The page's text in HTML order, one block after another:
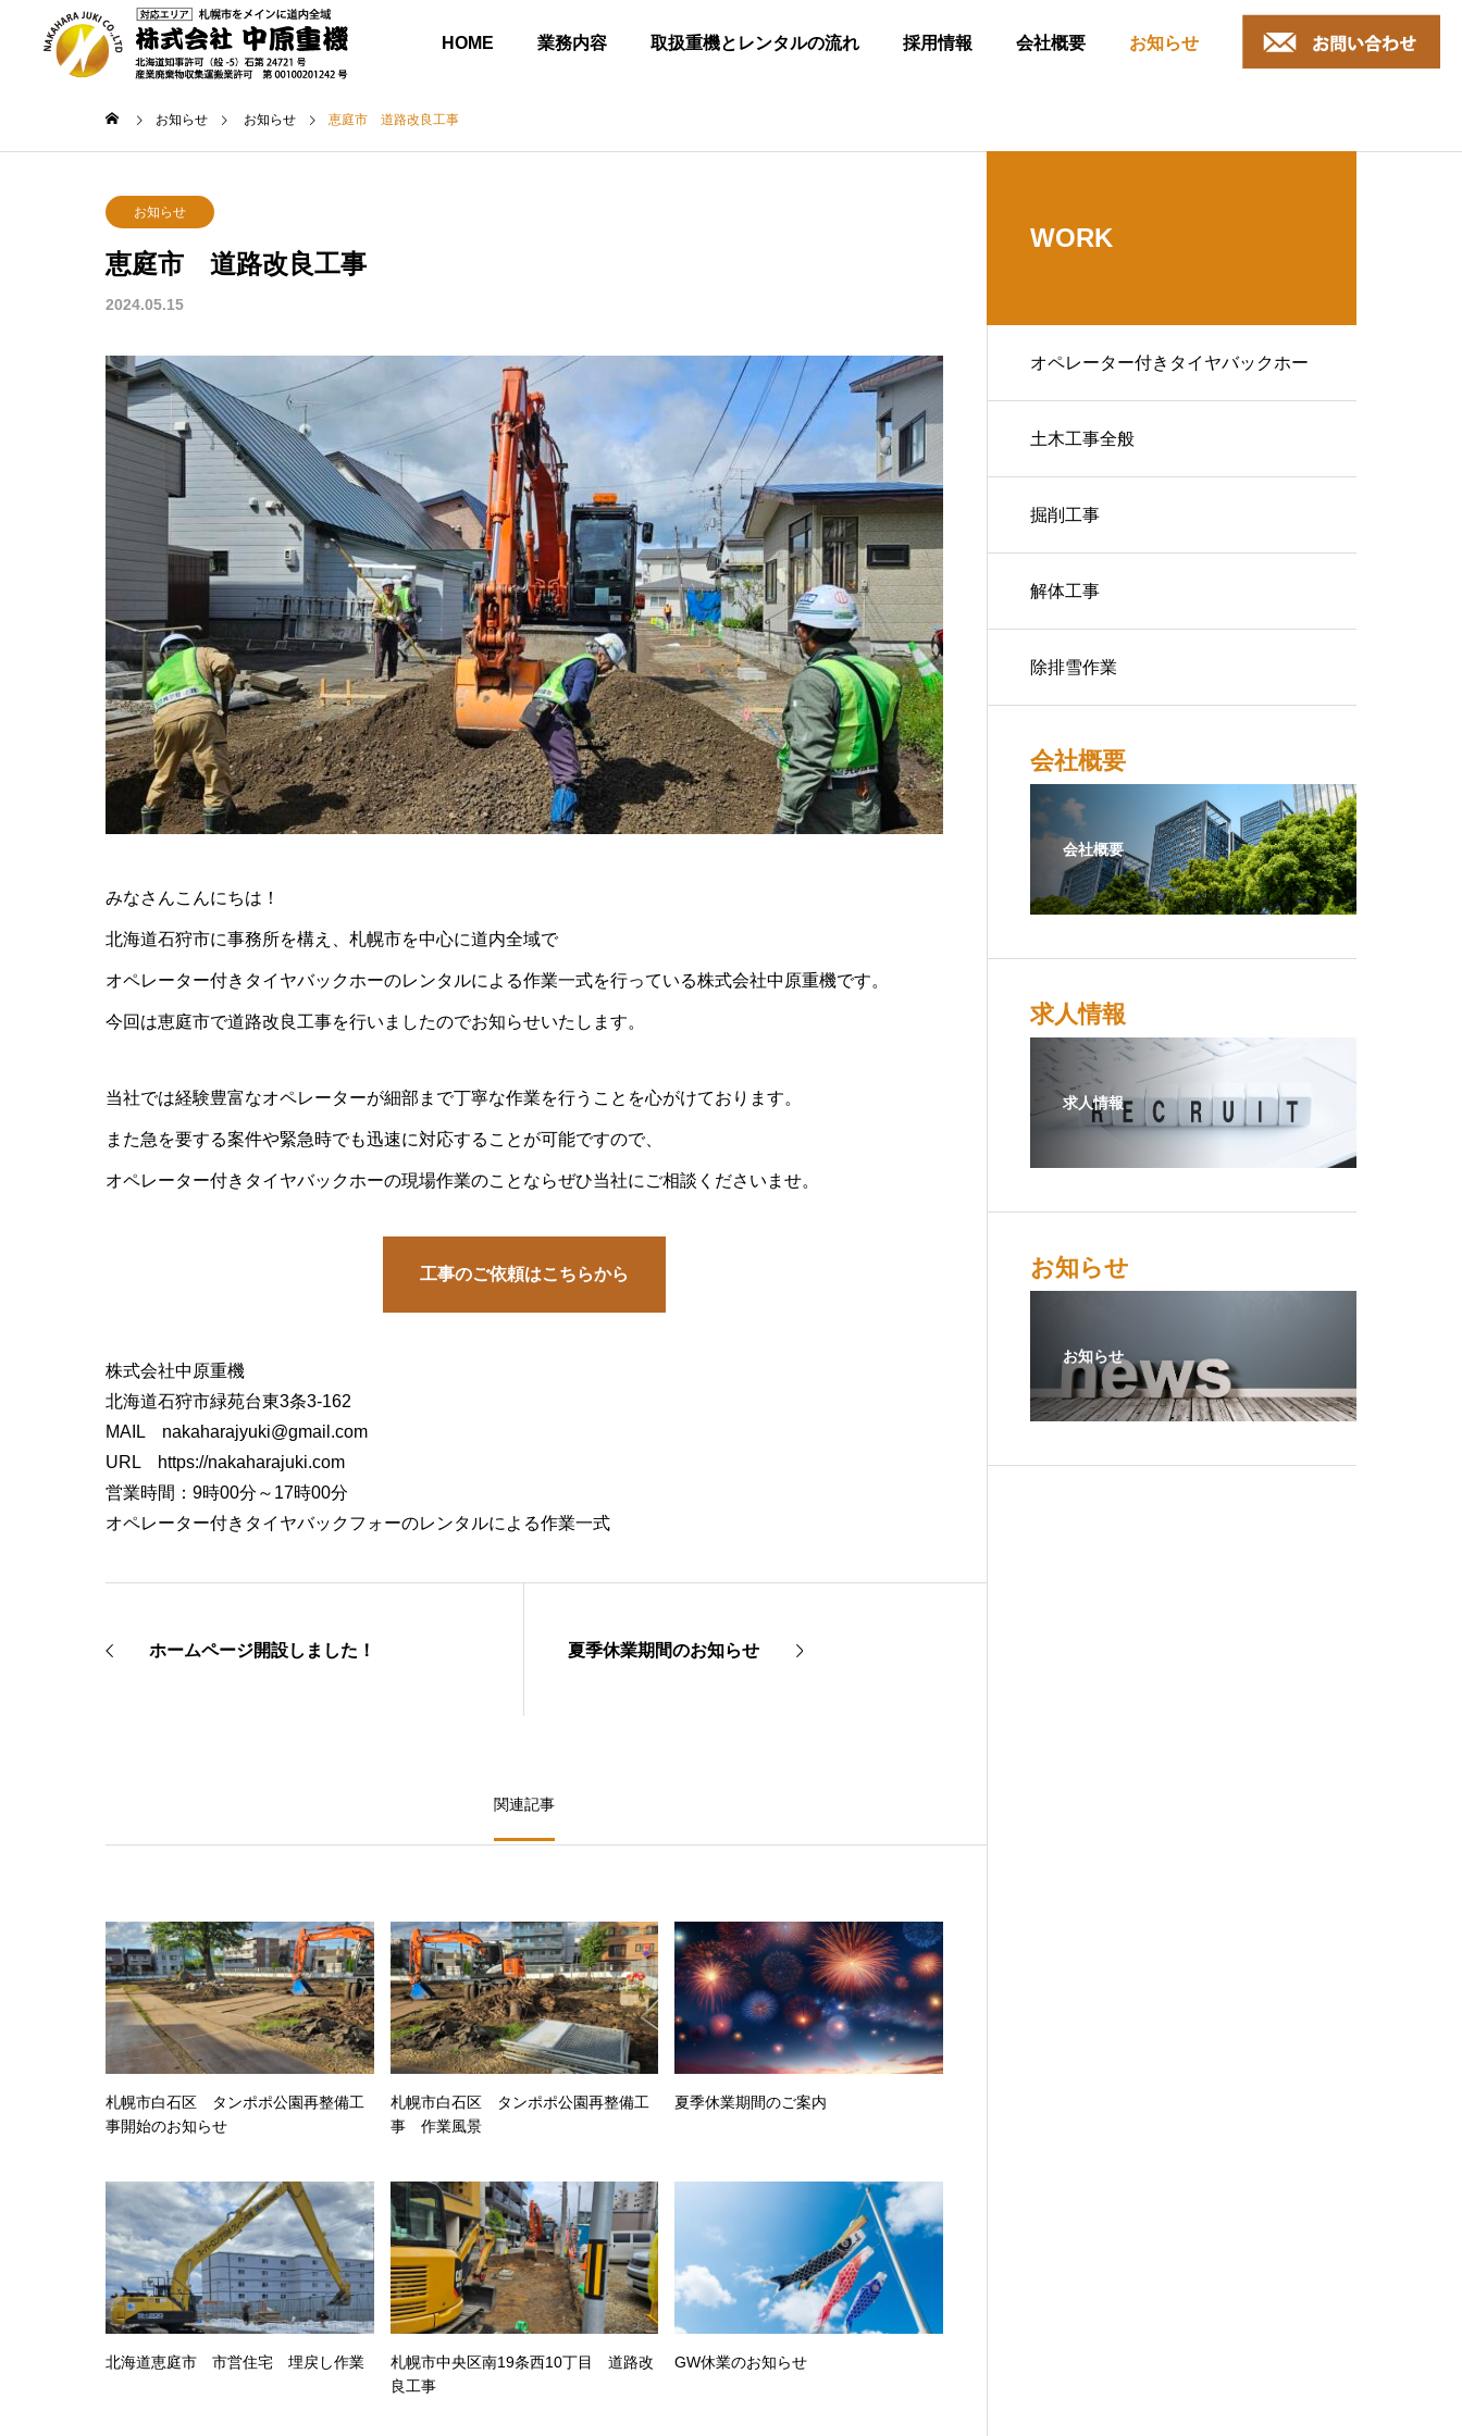
HOME 業務内容 取扱重機とレンタルの流れ 採用情報 会社概要 お知らせ
業務内容
オペレーター
付きタイヤバ
ックホーのレ
ンタルによる
作業一式
土木工事全般 掘削工事
お知らせ お知らせ 恵庭市 道路改良工事
お知らせ
恵庭市 道路改良工事
2024.05.15
みなさんこんにちは！
北海道石狩市に事務所を構え、札幌市を中心に道内全域で
オペレーター付きタイヤバックホーのレンタルによる作業一式を行っている株式会社中原重機です。
今回は恵庭市で道路改良工事を行いましたのでお知らせいたします。
当社では経験豊富なオペレーターが細部まで丁寧な作業を行うことを心がけております。
また急を要する案件や緊急時でも迅速に対応することが可能ですので、
オペレーター付きタイヤバックホーの現場作業のことならぜひ当社にご相談くださいませ。
工事のご依頼はこちらから
株式会社中原重機
北海道石狩市緑苑台東3条3-162
MAIL nakaharajyuki@gmail.com
URL
https://nakaharajuki.com
営業時間：9時00分～17時00分
オペレーター付きタイヤバックフォーのレンタルによる作業一式
ホームページ開設しました！ 夏季休業期間のお知らせ
関連記事
札幌市白石区 タンポポ公園再整備工
事開始のお知らせ
札幌市白石区 タンポポ公園再整備工
事 作業風景
夏季休業期間のご案内
北海道恵庭市 市営住宅 埋戻し作業
札幌市中央区南19条西10丁目 道路改
良工事
GW休業のお知らせ
WORK
オペレーター付きタイヤバックホー
のレンタルによる作業一式
土木工事全般
掘削工事
解体工事
除排雪作業
会社概要
会社概要
求人情報
求人情報
お知らせ
お知らせ